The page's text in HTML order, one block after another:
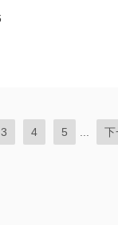
3 4 5 下